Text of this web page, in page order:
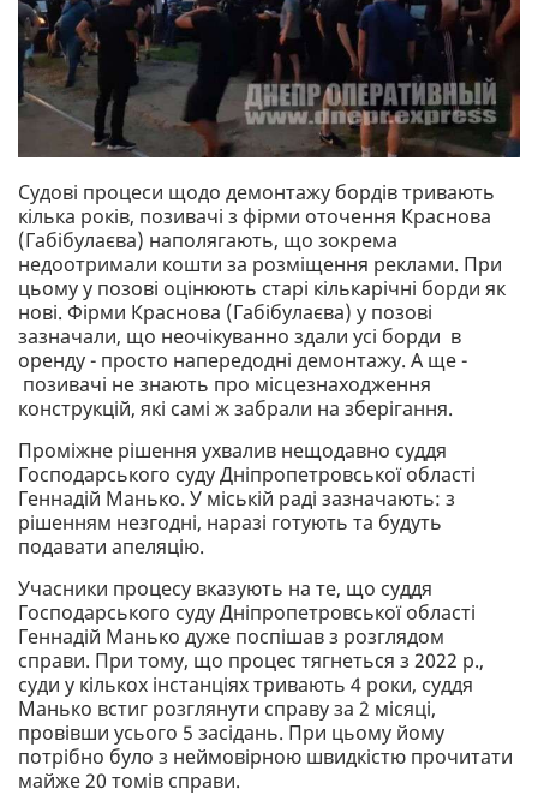
Судові процеси щодо демонтажу бордів тривають
кілька років, позивачі з фірми оточення Краснова
(Габібулаєва) наполягають, що зокрема
недоотримали кошти за розміщення реклами. При
цьому у позові оцінюють старі кількарічні борди як
нові. Фірми Краснова (Габібулаєва) у позові
зазначали, що неочікуванно здали усі борди в
оренду - просто напередодні демонтажу. А ще -
позивачі не знають про місцезнаходження
конструкцій, які самі ж забрали на зберігання.
Проміжне рішення ухвалив нещодавно суддя
Господарського суду Дніпропетровської області
Геннадій Манько. У міській раді зазначають: з
рішенням незгодні, наразі готують та будуть
подавати апеляцію.
Учасники процесу вказують на те, що суддя
Господарського суду Дніпропетровської області
Геннадій Манько дуже поспішав з розглядом
справи. При тому, що процес тягнеться з 2022 р.,
суди у кількох інстанціях тривають 4 роки, суддя
Манько встиг розглянути справу за 2 місяці,
провівши усього 5 засідань. При цьому йому
потрібно було з неймовірною швидкістю прочитати
майже 20 томів справи.